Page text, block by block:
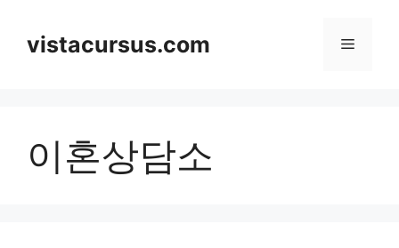
contentvistacursus.com Menu
이혼상담소